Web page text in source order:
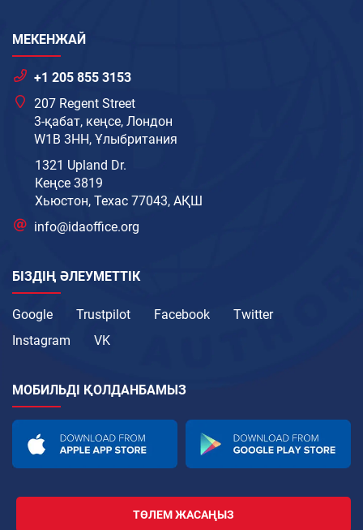
МЕКЕНЖАЙ
+1 205 855 3153
207 Regent Street
3-қабат, кеңсе, Лондон
W1B 3HH, Ұлыбритания
1321 Upland Dr.
Кеңсе 3819
Хьюстон, Техас 77043, АҚШ
info@idaoffice.org
БІЗДІҢ ӘЛЕУМЕТТІК
Google Trustpilot Facebook
Twitter
Instagram
VK
МОБИЛЬДІ ҚОЛДАНБАМЫЗ
ТӨЛЕМ ЖАСАҢЫЗ